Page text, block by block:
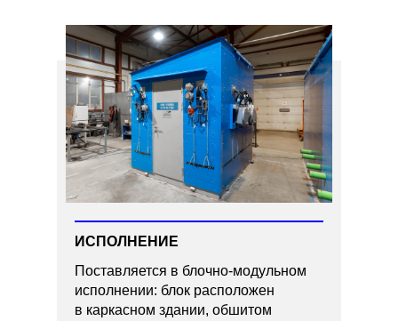
ИСПОЛНЕНИЕ
Поставляется в блочно-модульном
исполнении: блок расположен
в каркасном здании, обшитом